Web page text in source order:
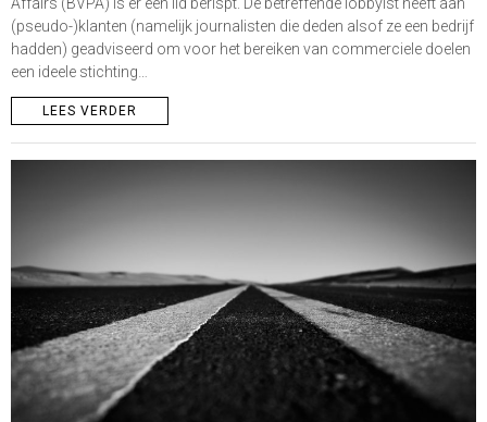
Affairs (BVPA) is er een lid berispt. De betreffende lobbyist heeft aan
(pseudo-)klanten (namelijk journalisten die deden alsof ze een bedrijf
hadden) geadviseerd om voor het bereiken van commerciele doelen
een ideele stichting…
LEES VERDER